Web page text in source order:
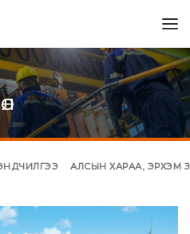
АЛСЫН ХАРАА, ЭРХЭМ